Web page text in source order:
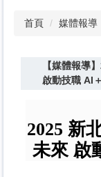
首頁 媒體報導
【媒體報導
啟動技職 AI
2025 新
未來 啟